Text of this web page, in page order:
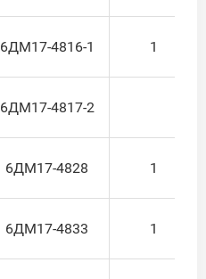
6ДМ17-4816-1 1
6ДМ17-4817-2
6ДМ17-4828 1
6ДМ17-4833 1